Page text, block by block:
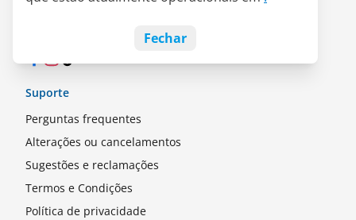
Fechar
Empregos
Suporte
Perguntas frequentes
Alterações ou cancelamentos
Sugestões e reclamações
Termos e Condições
Política de privacidade